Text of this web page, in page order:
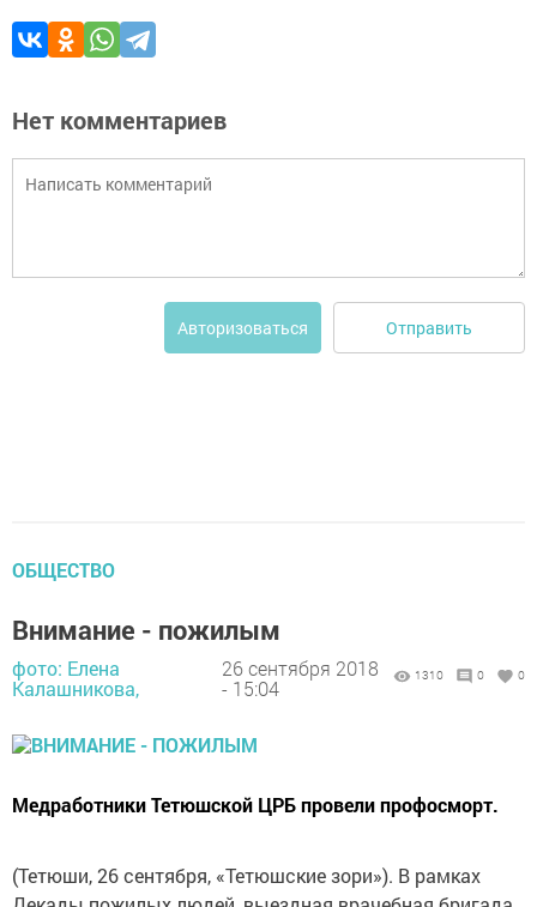
Нет комментариев
Авторизоваться Отправить
ОБЩЕСТВО
Внимание - пожилым
фото: Елена
Калашникова,
26 сентября 2018
- 15:04
1310 0 0
Медработники Тетюшской ЦРБ провели профосморт.
(Тетюши, 26 сентября, «Тетюшские зори»). В рамках